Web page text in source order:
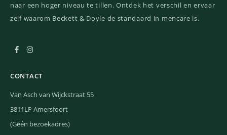
naar een hoger niveau te tillen. Ontdek het verschil en ervaar
zelf waarom Beckett & Doyle de standaard in mencare is.
CONTACT
Van Asch van Wijckstraat 55
3811LP Amersfoort
(Géén bezoekadres)